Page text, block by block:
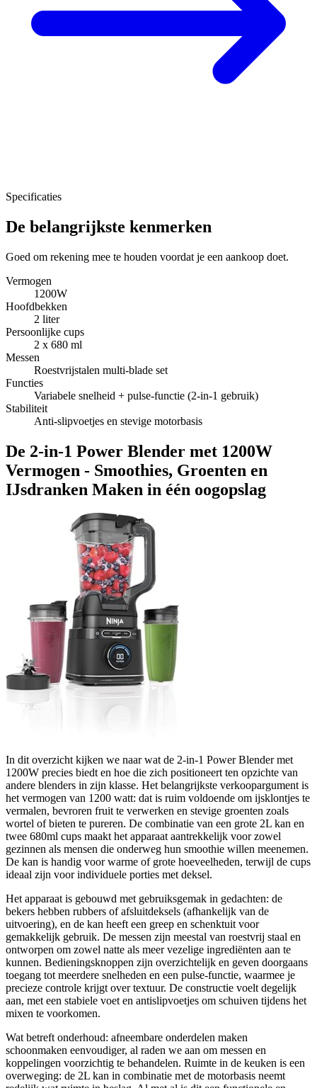
Specificaties
De belangrijkste kenmerken
Goed om rekening mee te houden voordat je een aankoop doet.
Vermogen
1200W
Hoofdbekken
2 liter
Persoonlijke cups
2 x 680 ml
Messen
Roestvrijstalen multi-blade set
Functies
Variabele snelheid + pulse-functie (2-in-1 gebruik)
Stabiliteit
Anti-slipvoetjes en stevige motorbasis
De 2-in-1 Power Blender met 1200W
Vermogen - Smoothies, Groenten en
IJsdranken Maken in één oogopslag
In dit overzicht kijken we naar wat de 2-in-1 Power Blender met
1200W precies biedt en hoe die zich positioneert ten opzichte van
andere blenders in zijn klasse. Het belangrijkste verkoopargument is
het vermogen van 1200 watt: dat is ruim voldoende om ijsklontjes te
vermalen, bevroren fruit te verwerken en stevige groenten zoals
wortel of bieten te pureren. De combinatie van een grote 2L kan en
twee 680ml cups maakt het apparaat aantrekkelijk voor zowel
gezinnen als mensen die onderweg hun smoothie willen meenemen.
De kan is handig voor warme of grote hoeveelheden, terwijl de cups
ideaal zijn voor individuele porties met deksel.
Het apparaat is gebouwd met gebruiksgemak in gedachten: de
bekers hebben rubbers of afsluitdeksels (afhankelijk van de
uitvoering), en de kan heeft een greep en schenktuit voor
gemakkelijk gebruik. De messen zijn meestal van roestvrij staal en
ontworpen om zowel natte als meer vezelige ingrediënten aan te
kunnen. Bedieningsknoppen zijn overzichtelijk en geven doorgaans
toegang tot meerdere snelheden en een pulse-functie, waarmee je
precieze controle krijgt over textuur. De constructie voelt degelijk
aan, met een stabiele voet en antislipvoetjes om schuiven tijdens het
mixen te voorkomen.
Wat betreft onderhoud: afneembare onderdelen maken
schoonmaken eenvoudiger, al raden we aan om messen en
koppelingen voorzichtig te behandelen. Ruimte in de keuken is een
overweging: de 2L kan in combinatie met de motorbasis neemt